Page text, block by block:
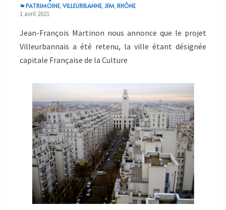
PATRIMOINE, VILLEURBANNE, JFM, RHÔNE
1 avril 2021
Jean-François Martinon nous annonce que le projet
Villeurbannais a été retenu, la ville étant désignée
capitale Française de la Culture